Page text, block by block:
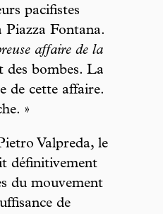
pacifistes
Piazza Fontana.
affaire de la
des bombes. La
de cette affaire.
»
Valpreda, le
définitivement
du mouvement
de